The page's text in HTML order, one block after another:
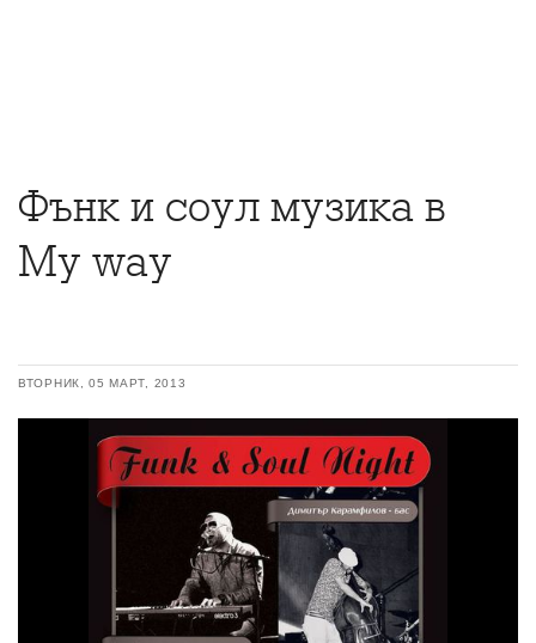
Фънк и соул музика в
My way
ВТОРНИК, 05 МАРТ, 2013